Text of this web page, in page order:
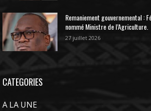
Remaniement gouvernemental :
nommé Ministre de l’Agriculture.
27 juillet 2026
CATEGORIES
A LA UNE